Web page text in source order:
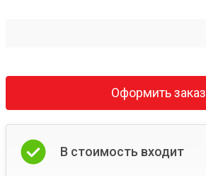
Оформить заказ
В стоимость входит